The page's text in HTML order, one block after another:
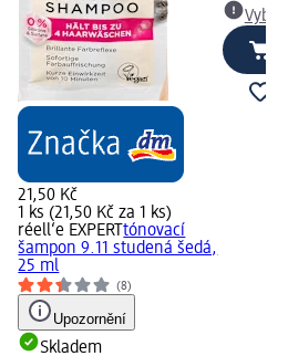
21,50 Kč
1 ks (21,50 Kč za 1 ks)
réell‘e EXPERTtónovací
šampon 9.11 studená šedá,
25 ml
(8)
Upozornění
Skladem